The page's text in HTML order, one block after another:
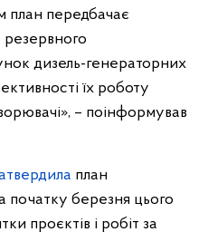
план передбачає
дизель-генераторних
їх роботу
– поінформував
план
початку березня цього
проєктів і робіт за